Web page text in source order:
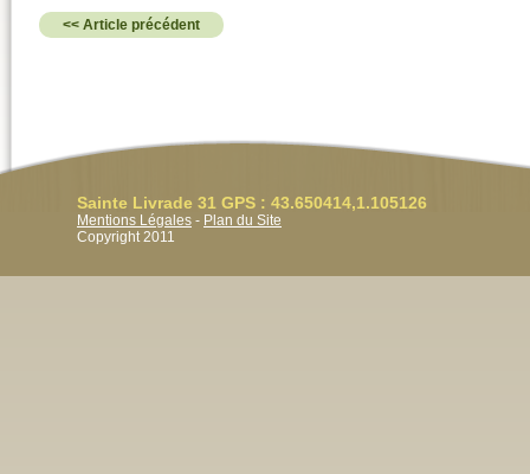
<< Article précédent
Sainte Livrade 31 GPS : 43.650414,1.105126
Mentions Légales - Plan du Site
Copyright 2011